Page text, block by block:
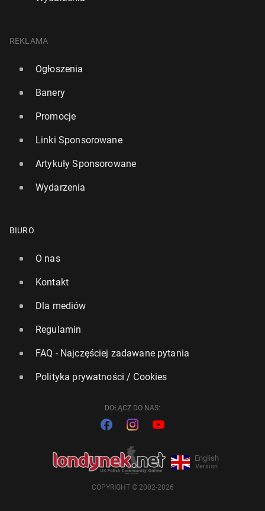
REKLAMA
Ogłoszenia
Banery
Promocje
Linki Sponsorowane
Artykuły Sponsorowane
Wydarzenia
BIURO
O nas
Kontakt
Dla mediów
Regulamin
FAQ - Najczęściej zadawane pytania
Polityka prywatności / Cookies
DOŁĄCZ DO NAS:
English
Version
COPYRIGHT © 2002-2026